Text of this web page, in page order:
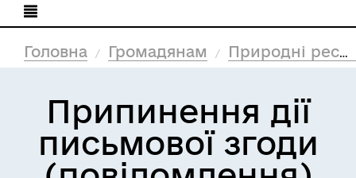
Головна Громадянам Природні ресурси та екологія
Припинення дії
письмової згоди